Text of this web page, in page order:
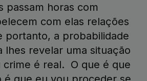
passam horas com
com elas relações
portanto, a probabilidade
lhes revelar uma situação
crime é real. O que é que